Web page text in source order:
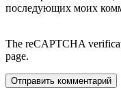
последующих моих
The reCAPTCHA
page.